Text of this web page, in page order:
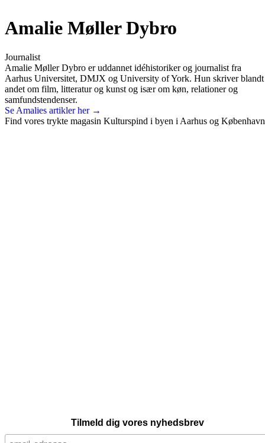
Amalie Møller Dybro
Journalist
Amalie Møller Dybro er uddannet idéhistoriker og journalist fra
Aarhus Universitet, DMJX og University of York. Hun skriver blandt
andet om film, litteratur og kunst og især om køn, relationer og
samfundstendenser.
Se Amalies artikler her →
Find vores trykte magasin Kulturspind i byen i Aarhus og København
Tilmeld dig vores nyhedsbrev